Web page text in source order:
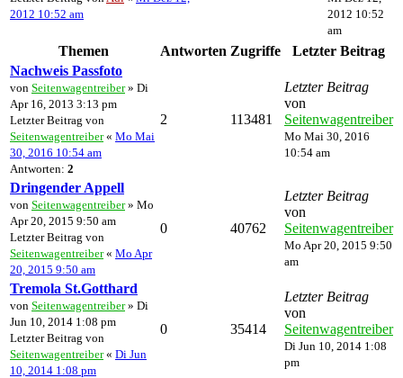
2012 10:52 am
2012 10:52
am
Themen Antworten Zugriffe
Letzter Beitrag
Nachweis Passfoto
von Seitenwagentreiber» Di
Apr 16, 2013 3:13 pm
Letzter Beitrag von
Seitenwagentreiber« Mo Mai
30, 2016 10:54 am
Antworten: 2
2 113481
Letzter Beitrag
von
Seitenwagentreiber
Mo Mai 30, 2016
10:54 am
Dringender Appell
von Seitenwagentreiber» Mo
Apr 20, 2015 9:50 am
Letzter Beitrag von
Seitenwagentreiber« Mo Apr
20, 2015 9:50 am
0 40762
Letzter Beitrag
von
Seitenwagentreiber
Mo Apr 20, 2015 9:50
am
Tremola St.Gotthard
von Seitenwagentreiber» Di
Jun 10, 2014 1:08 pm
Letzter Beitrag von
Seitenwagentreiber« Di Jun
10, 2014 1:08 pm
0 35414
Letzter Beitrag
von
Seitenwagentreiber
Di Jun 10, 2014 1:08
pm